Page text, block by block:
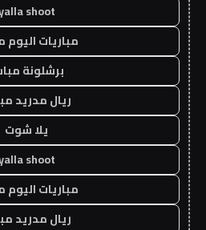
shoot
مباريات اليوم
برشلونة
ريال مدريد
يلا شوت
shoot
مباريات اليوم
ريال مدريد